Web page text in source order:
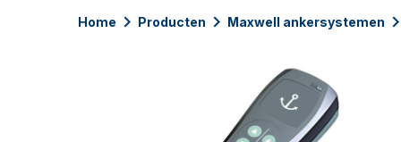
Home Producten Maxwell ankersystemen